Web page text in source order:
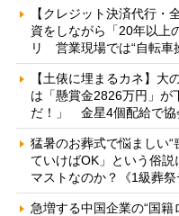
【クレジット決済代行・
資をしながら「20年以上
リ 営業現場では“自転車
【土俵に埋まるカネ】大
は「懸賞金2826万円」が
だ！」 金星4個配給で協
猛暑のお葬式で悩ましい
ていけばOK」という俗
マストなのか？《1級葬祭
急増する中国企業の“国